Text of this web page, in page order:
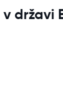
državi